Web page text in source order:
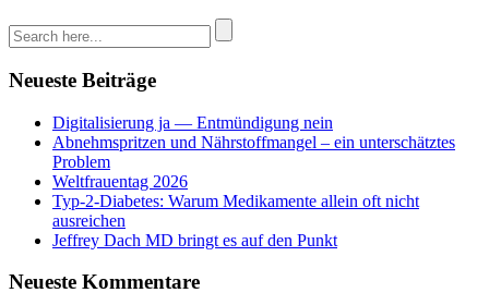
Neueste Beiträge
Digitalisierung ja — Entmündigung nein
Abnehmspritzen und Nährstoffmangel – ein unterschätztes
Problem
Weltfrauentag 2026
Typ-2-Diabetes: Warum Medikamente allein oft nicht
ausreichen
Jeffrey Dach MD bringt es auf den Punkt
Neueste Kommentare